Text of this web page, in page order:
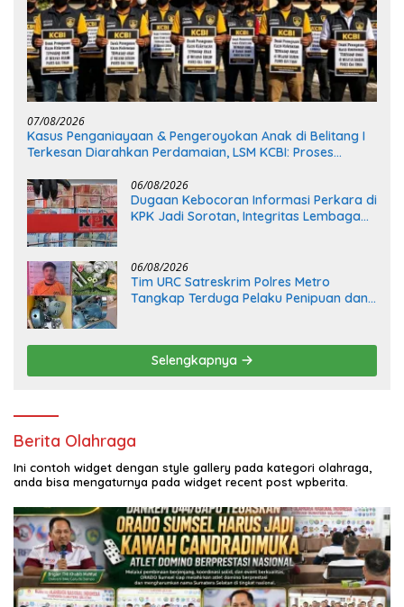
07/08/2026
Kasus Penganiayaan & Pengeroyokan Anak di Belitang I
Terkesan Diarahkan Perdamaian, LSM KCBI: Proses
06/08/2026
Dugaan Kebocoran Informasi Perkara di
KPK Jadi Sorotan, Integritas Lembaga
06/08/2026
Tim URC Satreskrim Polres Metro
Tangkap Terduga Pelaku Penipuan dan
Selengkapnya
Berita Olahraga
Ini contoh widget dengan style gallery pada kategori olahraga,
anda bisa mengaturnya pada widget recent post wpberita.